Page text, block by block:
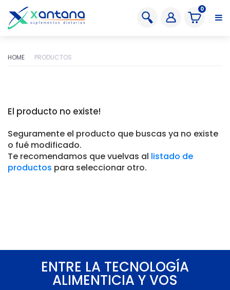
0
HOME PRODUCTOS
El producto no existe!
Seguramente el producto que buscas ya no existe
o fué modificado.
Te recomendamos que vuelvas al listado de
productos para seleccionar otro.
ENTRE LA TECNOLOGÍA
ALIMENTICIA Y VOS